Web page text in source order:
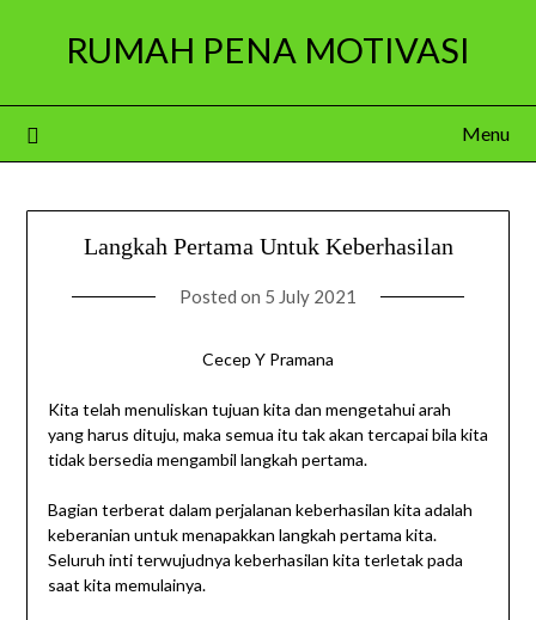
RUMAH PENA MOTIVASI
Menu
Langkah Pertama Untuk Keberhasilan
Posted on 5 July 2021
Cecep Y Pramana
Kita telah menuliskan tujuan kita dan mengetahui arah
yang harus dituju, maka semua itu tak akan tercapai bila kita
tidak bersedia mengambil langkah pertama.
Bagian terberat dalam perjalanan keberhasilan kita adalah
keberanian untuk menapakkan langkah pertama kita.
Seluruh inti terwujudnya keberhasilan kita terletak pada
saat kita memulainya.